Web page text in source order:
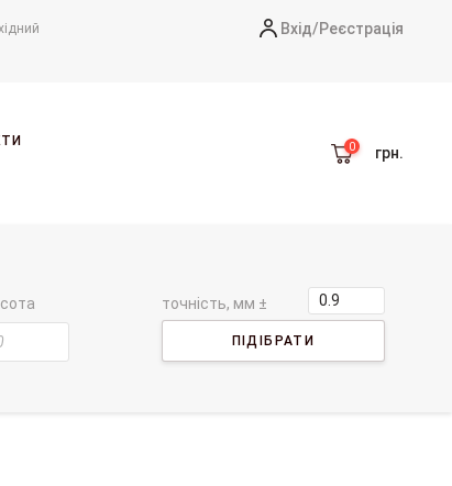
Вхід/Реєстрація
грн.
точність, мм ±
ПІДІБРАТИ